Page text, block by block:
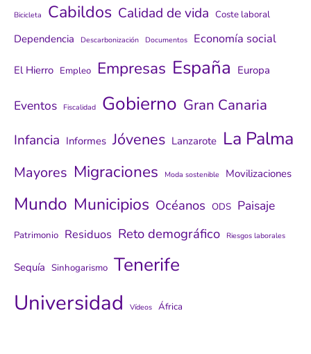
Bicicleta Cabildos Calidad de vida Coste laboral
Dependencia Descarbonización Documentos Economía social
El Hierro Empleo Empresas España Europa
Eventos Fiscalidad Gobierno Gran Canaria
Infancia Informes Jóvenes Lanzarote La Palma
Mayores Migraciones Moda sostenible Movilizaciones
Mundo Municipios Océanos ODS Paisaje
Patrimonio Residuos Reto demográfico Riesgos laborales
Sequía Sinhogarismo Tenerife
Universidad Vídeos África